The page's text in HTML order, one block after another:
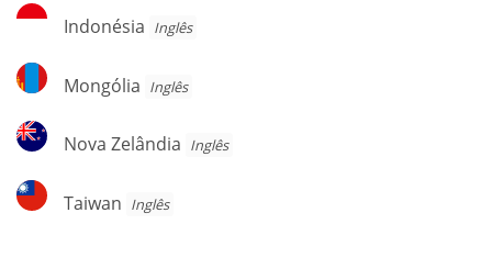
Indonésia
Indonésia Inglês
Mongólia
Mongólia Inglês
Nova
Zelândia
Nova Zelândia Inglês
Taiwan
Taiwan Inglês